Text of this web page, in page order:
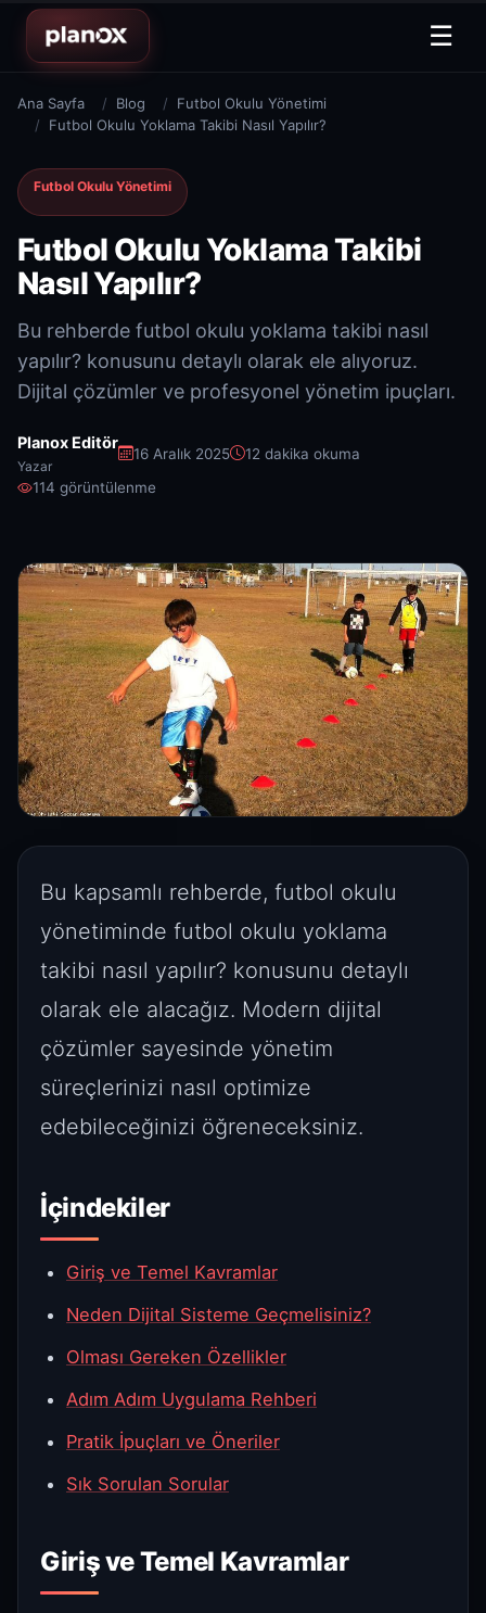
☰
Ana Sayfa Blog
Futbol Okulu Yönetimi
Futbol Okulu Yoklama Takibi Nasıl Yapılır?
Futbol Okulu Yönetimi
Futbol Okulu Yoklama Takibi
Nasıl Yapılır?
Bu rehberde futbol okulu yoklama takibi nasıl
yapılır? konusunu detaylı olarak ele alıyoruz.
Dijital çözümler ve profesyonel yönetim ipuçları.
Planox Editör
Yazar
16 Aralık 2025
12 dakika okuma
114 görüntülenme
Bu kapsamlı rehberde, futbol okulu
yönetiminde futbol okulu yoklama
takibi nasıl yapılır? konusunu detaylı
olarak ele alacağız. Modern dijital
çözümler sayesinde yönetim
süreçlerinizi nasıl optimize
edebileceğinizi öğreneceksiniz.
İçindekiler
Giriş ve Temel Kavramlar
Neden Dijital Sisteme Geçmelisiniz?
Olması Gereken Özellikler
Adım Adım Uygulama Rehberi
Pratik İpuçları ve Öneriler
Sık Sorulan Sorular
Giriş ve Temel Kavramlar